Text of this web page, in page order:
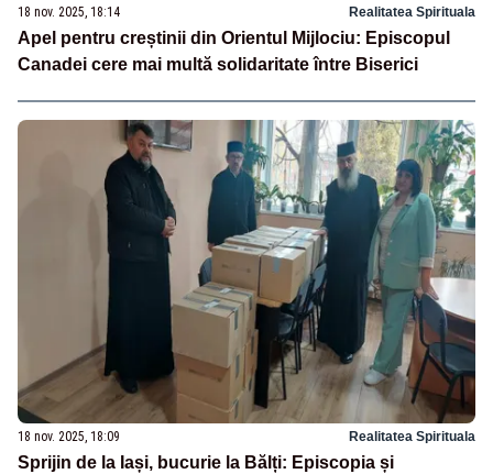
18 nov. 2025, 18:14 Realitatea Spirituala
Apel pentru creștinii din Orientul Mijlociu: Episcopul
Canadei cere mai multă solidaritate între Biserici
18 nov. 2025, 18:09 Realitatea Spirituala
Sprijin de la Iași, bucurie la Bălți: Episcopia și